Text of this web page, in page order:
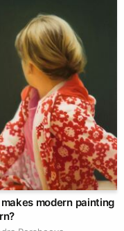
modern painting